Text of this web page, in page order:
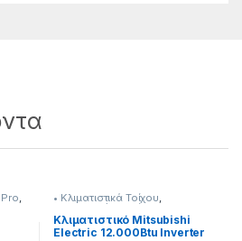
• Κλιματιστικά Τοίχου
Κλιματισμός & Θέρμανση
Κλιματιστικά
Κλιματιστικό Mitsubishi
Electric 12.000Btu Inverter